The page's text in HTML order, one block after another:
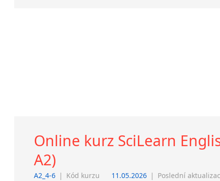
Online kurz SciLearn
A2)
A2_4-6 | Kód kurzu 11.05.2026 | Poslední